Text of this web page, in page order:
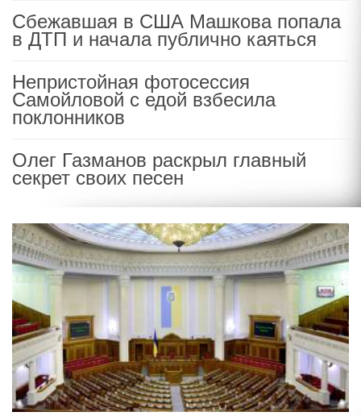
Сбежавшая в США Машкова попала
в ДТП и начала публично каяться
Непристойная фотосессия
Самойловой с едой взбесила
поклонников
Олег Газманов раскрыл главный
секрет своих песен